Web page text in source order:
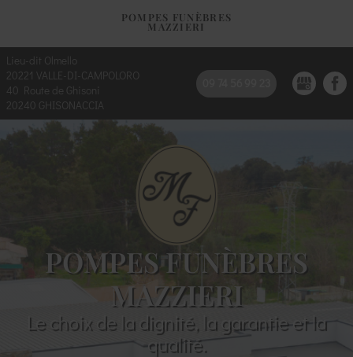
Lieu-dit Olmello
20221 VALLE-DI-CAMPOLORO
40 Route de Ghisoni
20240 GHISONACCIA
POMPES FUNÈBRES
MAZZIERI
Le choix de la dignité, la garantie et la
qualité.
POMPES FUNÈBRES
MAZZIERI